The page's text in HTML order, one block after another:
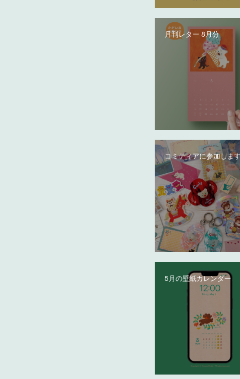
月刊レター 8月分
コミティアに参加しま
5月の壁紙カレンダー